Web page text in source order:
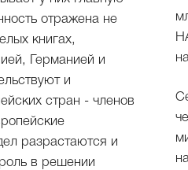
отражена не
книгах,
Германией и
и
стран - членов
разрастаются и
в решении